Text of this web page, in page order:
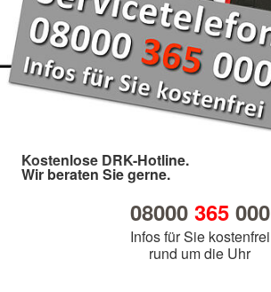
Kostenlose DRK-Hotline.
Wir beraten Sie gerne.
08000 365000
Infos für Sie kostenfrei
rund um die Uhr